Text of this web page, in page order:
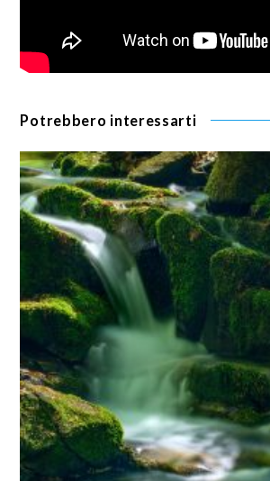
Potrebbero interessarti